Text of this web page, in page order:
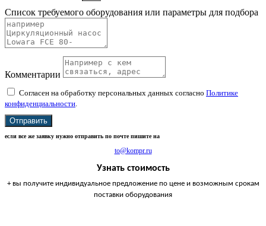
Список требуемого оборудования или параметры для подбора
Комментарии
Согласен на обработку персональных данных согласно Политике
конфиденциальности
Отправить
если все же заявку нужно отправить по почте пишите на
to@kompr.ru
Узнать стоимость
+ вы получите индивидуальное предложение по цене и возможным срокам
поставки оборудования